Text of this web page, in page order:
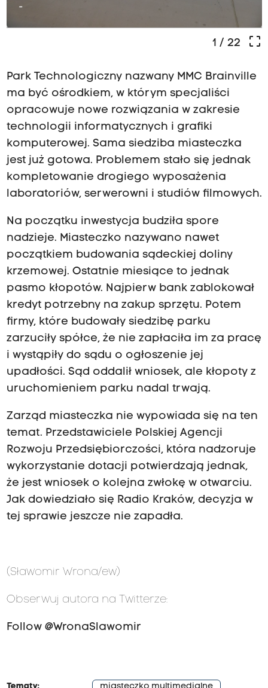
-
crop_free
1 / 22
Park Technologiczny nazwany MMC Brainville
ma być ośrodkiem, w którym specjaliści
opracowuje nowe rozwiązania w zakresie
technologii informatycznych i grafiki
komputerowej. Sama siedziba miasteczka
jest już gotowa. Problemem stało się jednak
kompletowanie drogiego wyposażenia
laboratoriów, serwerowni i studiów filmowych.
Na początku inwestycja budziła spore
nadzieje. Miasteczko nazywano nawet
początkiem budowania sądeckiej doliny
krzemowej. Ostatnie miesiące to jednak
pasmo kłopotów. Najpierw bank zablokował
kredyt potrzebny na zakup sprzętu. Potem
firmy, które budowały siedzibę parku
zarzuciły spółce, że nie zapłaciła im za pracę
i wystąpiły do sądu o ogłoszenie jej
upadłości. Sąd oddalił wniosek, ale kłopoty z
uruchomieniem parku nadal trwają.
Zarząd miasteczka nie wypowiada się na ten
temat. Przedstawiciele Polskiej Agencji
Rozwoju Przedsiębiorczości, która nadzoruje
wykorzystanie dotacji potwierdzają jednak,
że jest wniosek o kolejna zwłokę w otwarciu.
Jak dowiedziało się Radio Kraków, decyzja w
tej sprawie jeszcze nie zapadła.
(Sławomir Wrona/ew)
Obserwuj autora na Twitterze:
Follow @WronaSlawomir